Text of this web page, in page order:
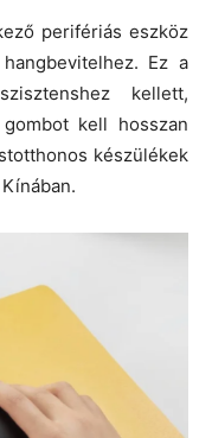
perifériás eszköz
Ez a
kellett,
kell hosszan
készülékek